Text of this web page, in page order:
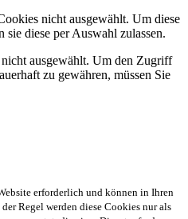
nicht ausgewählt. Um diese
sie diese per Auswahl zulassen.
nicht ausgewählt. Um den Zugriff
zu gewähren, müssen Sie
erforderlich und können in Ihren
Regel werden diese Cookies nur als